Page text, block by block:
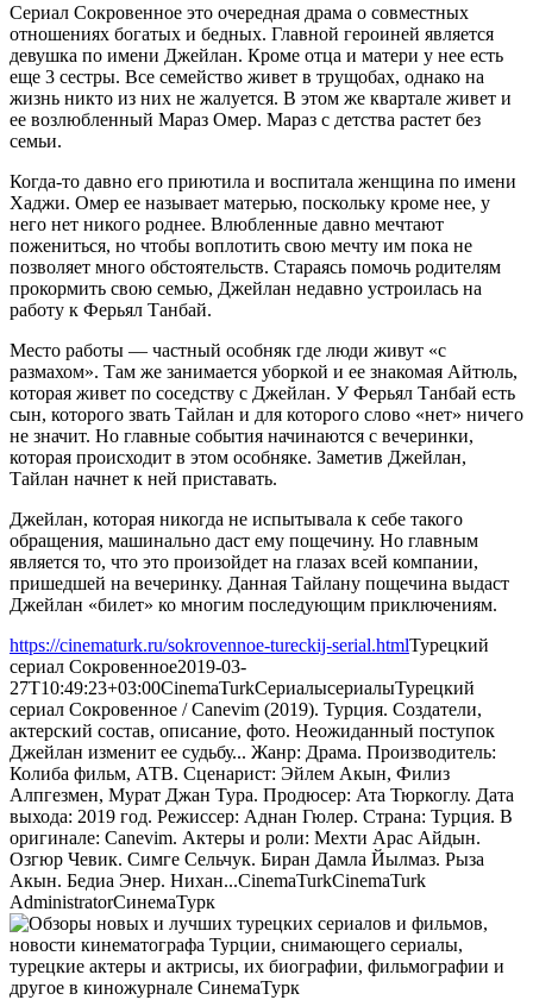
Сериал Сокровенное это очередная драма о совместных
отношениях богатых и бедных. Главной героиней является
девушка по имени Джейлан. Кроме отца и матери у нее есть
еще 3 сестры. Все семейство живет в трущобах, однако на
жизнь никто из них не жалуется. В этом же квартале живет и
ее возлюбленный Мараз Омер. Мараз с детства растет без
семьи.
Когда-то давно его приютила и воспитала женщина по имени
Хаджи. Омер ее называет матерью, поскольку кроме нее, у
него нет никого роднее. Влюбленные давно мечтают
пожениться, но чтобы воплотить свою мечту им пока не
позволяет много обстоятельств. Стараясь помочь родителям
прокормить свою семью, Джейлан недавно устроилась на
работу к Ферьял Танбай.
Место работы — частный особняк где люди живут «с
размахом». Там же занимается уборкой и ее знакомая Айтюль,
которая живет по соседству с Джейлан. У Ферьял Танбай есть
сын, которого звать Тайлан и для которого слово «нет» ничего
не значит. Но главные события начинаются с вечеринки,
которая происходит в этом особняке. Заметив Джейлан,
Тайлан начнет к ней приставать.
Джейлан, которая никогда не испытывала к себе такого
обращения, машинально даст ему пощечину. Но главным
является то, что это произойдет на глазах всей компании,
пришедшей на вечеринку. Данная Тайлану пощечина выдаст
Джейлан «билет» ко многим последующим приключениям.
https://cinematurk.ru/sokrovennoe-tureckij-serial.htmlТурецкий
сериал Сокровенное2019-03-
27T10:49:23+03:00CinemaTurkСериалысериалыТурецкий
сериал Сокровенное / Canevim (2019). Турция. Создатели,
актерский состав, описание, фото. Неожиданный поступок
Джейлан изменит ее судьбу... Жанр: Драма. Производитель:
Колиба фильм, АТВ. Сценарист: Эйлем Акын, Филиз
Алпгезмен, Мурат Джан Тура. Продюсер: Ата Тюркоглу. Дата
выхода: 2019 год. Режиссер: Аднан Гюлер. Страна: Турция. В
оригинале: Canevim. Актеры и роли: Мехти Арас Айдын.
Озгюр Чевик. Симге Сельчук. Биран Дамла Йылмаз. Рыза
Акын. Бедиа Энер. Нихан...CinemaTurkCinemaTurk
AdministratorСинемаТурк